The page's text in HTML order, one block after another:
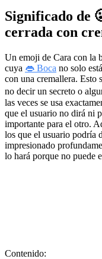
Significado de
cerrada con
Un emoji de Cara con la
cuya 👄 Boca no solo
con una cremallera. Esto
no decir un secreto o
las veces se usa
que el usuario no dirá ni
importante para el otro.
los que el usuario podría
impresionado
lo hará porque no puede
Contenido: